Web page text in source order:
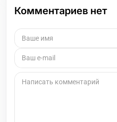
Комментариев нет